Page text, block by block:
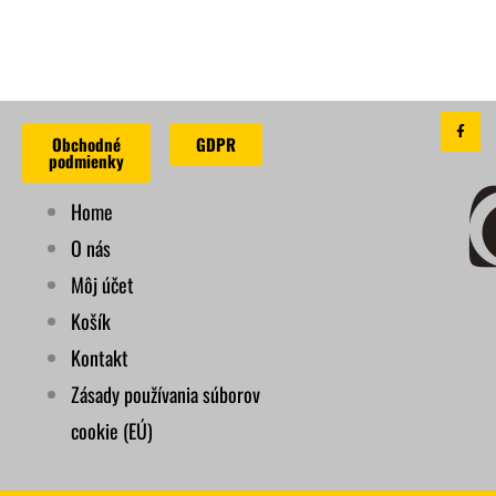
Obchodné
podmienky
GDPR
Home
O nás
Môj účet
Košík
Kontakt
Zásady používania súborov
cookie (EÚ)
F
a
c
e